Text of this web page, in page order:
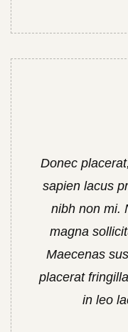
Donec
sapien lacus
nibh non mi.
magna
Maecenas
placerat
in leo